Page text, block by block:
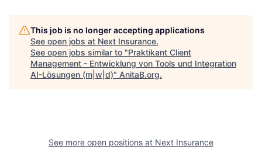
This job is no longer accepting applications
See open jobs at Next Insurance.
See open jobs similar to "Praktikant Client
Management - Entwicklung von Tools und Integration
AI-Lösungen (m|w|d)" AnitaB.org.
See more open positions at Next Insurance